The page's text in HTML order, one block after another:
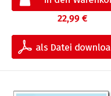
22,99 €